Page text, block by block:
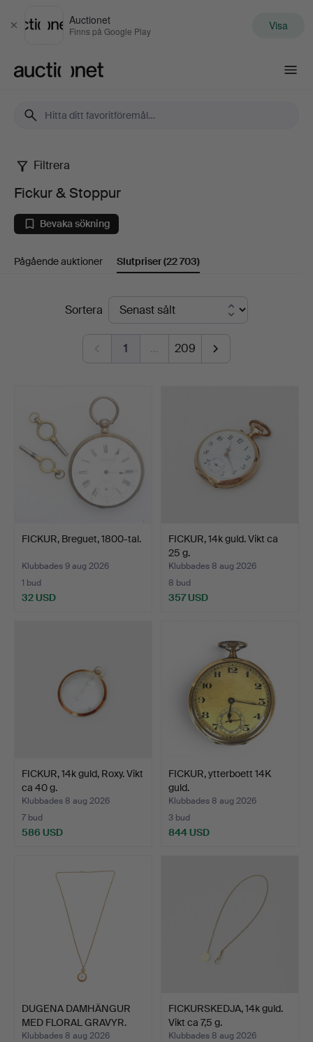
Stäng
Auctionet
Finns på Google Play Visa
Fickur
Stoppur
Filtrera
Fickur & Stoppur
Bevaka sökning
Pågående auktioner Slutpriser(22 703)
SlutpriserSortera
1 … 209
FICKUR, Breguet, 1800-tal.
Klubbades 9 aug 2026
1 bud
32 USD
FICKUR, 14k guld. Vikt ca
25 g.
Klubbades 8 aug 2026
8 bud
357 USD
FICKUR, 14k guld, Roxy. Vikt
ca 40 g.
Klubbades 8 aug 2026
7 bud
586 USD
FICKUR, ytterboett 14K
guld.
Klubbades 8 aug 2026
3 bud
844 USD
DUGENA DAMHÄNGUR
MED FLORAL GRAVYR.
Klubbades 8 aug 2026
FICKURSKEDJA, 14k guld.
Vikt ca 7,5 g.
Klubbades 8 aug 2026